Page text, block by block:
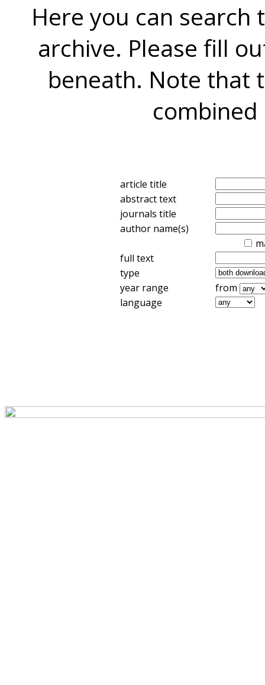
Here you can search
archive. Please fill
beneath. Note that
combined
article title
abstract text
journals title
author name(s)
full text
type
year range
from
language